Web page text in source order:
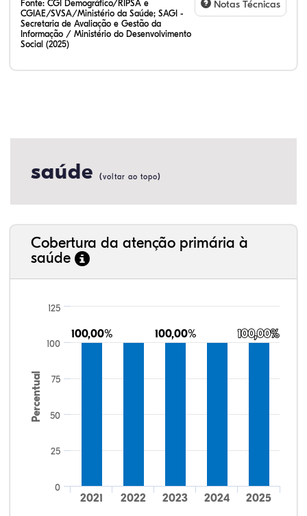
Fonte: CGI Demográfico/RIPSA e
CGIAE/SVSA/Ministério da Saúde; SAGI -
Secretaria de Avaliação e Gestão da
Informação / Ministério do Desenvolvimento
Social (2025)
Notas Técnicas
saúde (voltar ao topo)
Cobertura da atenção primária à
saúde
Percentual
100,00%
100,00% 100,00%
100,00% 100,00%
100,00%
2021 2022 2023 2024 2025
0
25
50
75
100
125